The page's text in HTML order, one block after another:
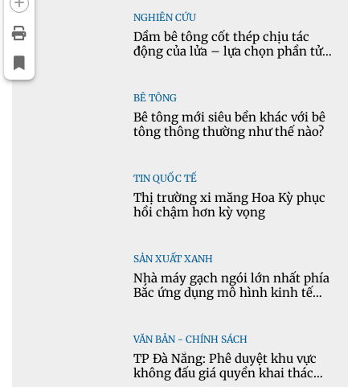
NGHIÊN CỨU
Dầm bê tông cốt thép chịu tác
động của lửa – lựa chọn phần tử
BÊ TÔNG
Bê tông mới siêu bền khác với bê
tông thông thường như thế nào?
TIN QUỐC TẾ
Thị trường xi măng Hoa Kỳ phục
hồi chậm hơn kỳ vọng
SẢN XUẤT XANH
Nhà máy gạch ngói lớn nhất phía
Bắc ứng dụng mô hình kinh tế
VĂN BẢN - CHÍNH SÁCH
TP Đà Nẵng: Phê duyệt khu vực
không đấu giá quyền khai thác